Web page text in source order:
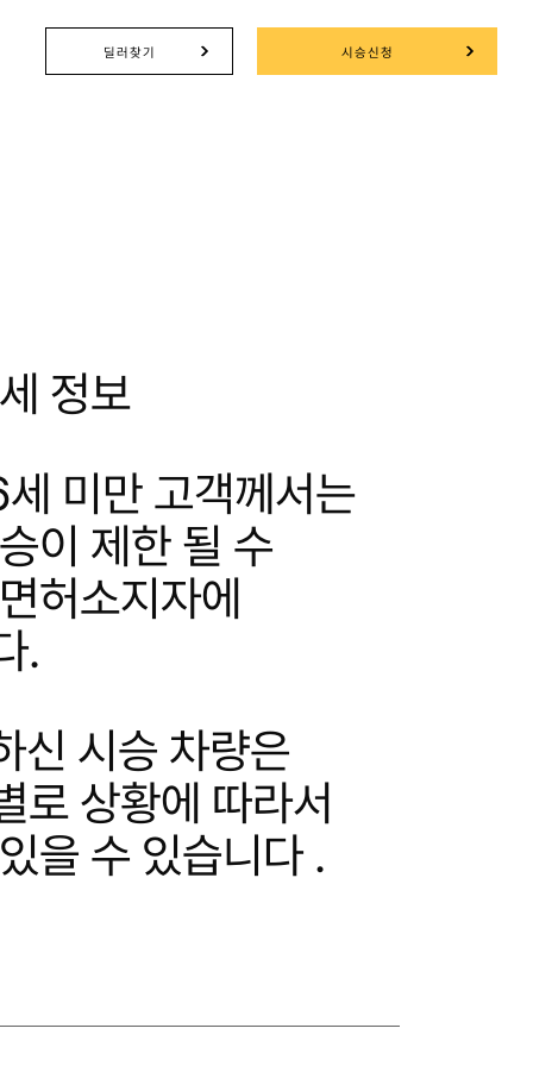
딜러찾기 시승신청
정보
미만 고객께서는
이 제한 될 수
허소지자에
.
신 시승 차량은
로 상황에 따라서
을 수 있습니다 .